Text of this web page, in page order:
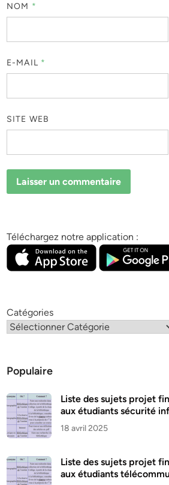
NOM *
E-MAIL *
SITE WEB
Téléchargez notre application :
Catégories
Populaire
Liste des sujets projet
aux étudiants sécurité
18 avril 2025
Liste des sujets projet
aux étudiants